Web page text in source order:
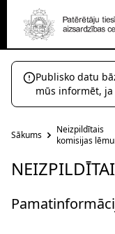
Publisko datu
mūs informēt,
Sākums
Neizpildītais
komisijas